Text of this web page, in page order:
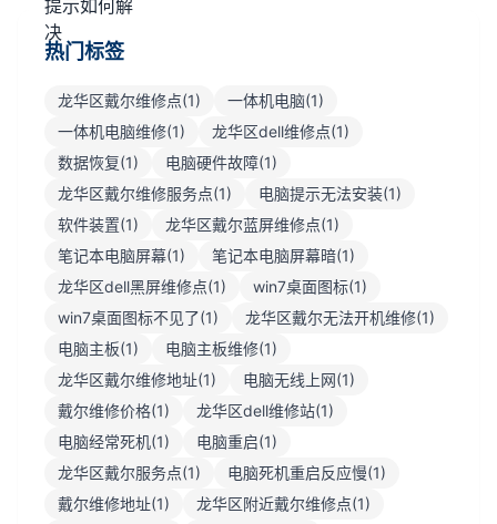
热门标签
龙华区戴尔维修点(1)
一体机电脑(1)
一体机电脑维修(1)
龙华区dell维修点(1)
数据恢复(1)
电脑硬件故障(1)
龙华区戴尔维修服务点(1)
电脑提示无法安装(1)
软件装置(1)
龙华区戴尔蓝屏维修点(1)
笔记本电脑屏幕(1)
笔记本电脑屏幕暗(1)
龙华区dell黑屏维修点(1)
win7桌面图标(1)
win7桌面图标不见了(1)
龙华区戴尔无法开机维修(1)
电脑主板(1)
电脑主板维修(1)
龙华区戴尔维修地址(1)
电脑无线上网(1)
戴尔维修价格(1)
龙华区dell维修站(1)
电脑经常死机(1)
电脑重启(1)
龙华区戴尔服务点(1)
电脑死机重启反应慢(1)
戴尔维修地址(1)
龙华区附近戴尔维修点(1)